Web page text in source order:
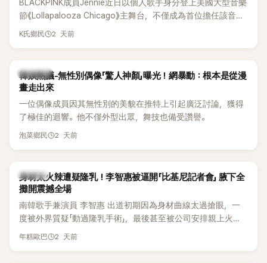
BLACKPINK成員Jennie近日以個人歌手身分登上美國大型音樂
節《Lollapalooza Chicago》主舞台，不僅成為首位擔任該音樂
節Headliner（壓軸主秀）的K-POP女SOLO歌手，寫下全新紀
形容整場演出「就像一場豪華KTV」。
K氏鄉民 2 天前
熱議討論
韓娛熱議-無性別偶像「驚人神顏」曝光！網暴動：根本是從漫
畫走出來
一位偶像成員因其無性別的美貌在推特上引起廣泛討論，獲得
了極佳的迴響。他不僅外型出眾，舞技也備受讚譽。
泡菜鄉民 2 天前
K-POP
身材太火辣遭疑隆乳！李智惠被逼開「比基尼記者會」 腋下全
攤開震撼全場
南韓歌手兼演員 李智惠 出道初期因為身材曲線太過搶眼，一
度被外界質疑「動過隆乳手術」，最後甚至被公司安排親上火
線，召開前所未見的「泳裝記者會」澄清。這場記者會後來還被
年糕歐巴 2 天前